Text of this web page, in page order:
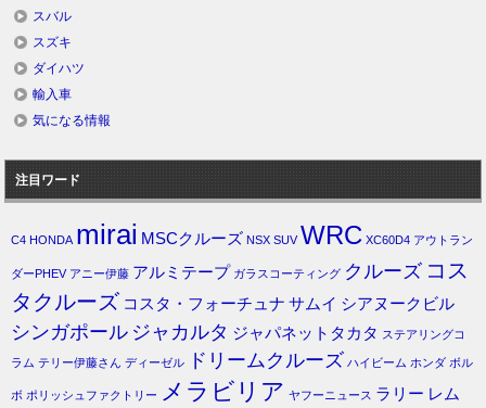
スバル
スズキ
ダイハツ
輸入車
気になる情報
注目ワード
C4 HONDA mirai MSCクルーズ NSX SUV WRC XC60D4 アウトラン
ダーPHEV アニー伊藤 アルミテープ ガラスコーティング クルーズ コス
タクルーズ コスタ・フォーチュナ サムイ シアヌークビル
シンガポール ジャカルタ ジャパネットタカタ ステアリングコ
ラム テリー伊藤さん ディーゼル ドリームクルーズ ハイビーム ホンダ ボル
ボ ポリッシュファクトリー メラビリア ヤフーニュース ラリー レム